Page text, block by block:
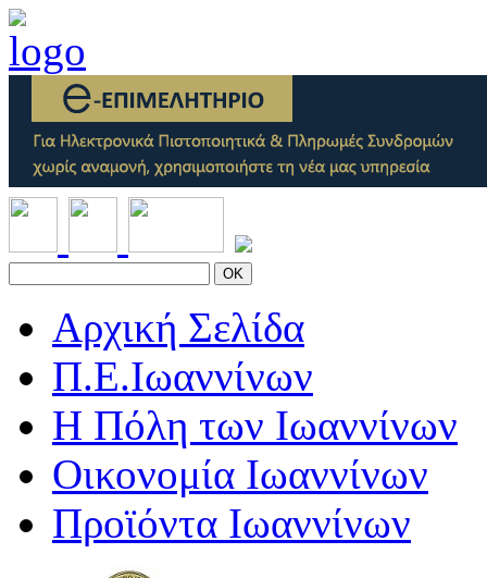
OK
Αρχική Σελίδα
Π.Ε.Ιωαννίνων
Η Πόλη των Ιωαννίνων
Οικονομία Ιωαννίνων
Προϊόντα Ιωαννίνων